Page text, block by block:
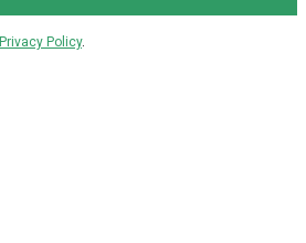
Privacy Policy.